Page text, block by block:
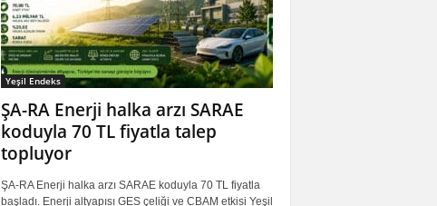
Yeşil Endeks
ŞA-RA Enerji halka arzı SARAE
koduyla 70 TL fiyatla talep
topluyor
ŞA-RA Enerji halka arzı SARAE koduyla 70 TL fiyatla
başladı. Enerji altyapısı GES çeliği ve CBAM etkisi Yeşil